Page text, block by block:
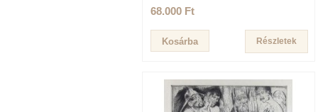
68.000 Ft
Részletek